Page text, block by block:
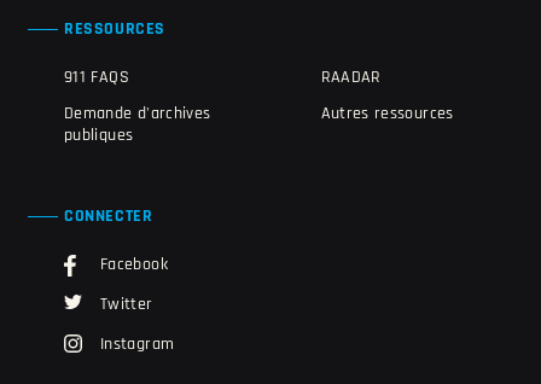
RESSOURCES
911 FAQS
Demande d'archives
publiques
RAADAR
Autres ressources
CONNECTER
Facebook
Twitter
Instagram